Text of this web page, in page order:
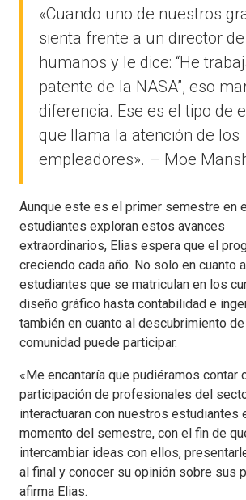
«Cuando uno de nuestros
sienta frente a un director
humanos y le dice: “He
patente de la NASA”, eso
diferencia. Ese es el tipo de
que llama la atención de los
empleadores». – Moe
Aunque este es el primer semestre en
estudiantes exploran estos avances
extraordinarios, Elias espera que el
creciendo cada año. No solo en cuanto
estudiantes que se matriculan en los
diseño gráfico hasta contabilidad e
también en cuanto al descubrimiento
comunidad puede participar.
«Me encantaría que pudiéramos contar
participación de profesionales del
interactuaran con nuestros estudiantes
momento del semestre, con el fin de
intercambiar ideas con ellos,
al final y conocer su opinión sobre sus
afirma Elias.